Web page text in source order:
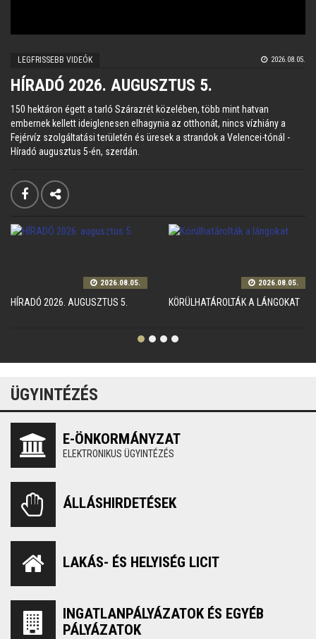
LEGFRISSEBB VIDEÓK 2026.08.05.
HÍRADÓ 2026. AUGUSZTUS 5.
150 hektáron égett a tarló Szárazrét közelében, több mint hatvan
embernek kellett ideiglenesen elhagynia az otthonát, nincs vízhiány a
Fejérvíz szolgáltatási területén és üresek a strandok a Velencei-tónál -
Híradó augusztus 5-én, szerdán.
2026.08.05.
HÍRADÓ 2026. AUGUSZTUS 5.
2026.08.05.
KÖRÜLHATÁROLTÁK A LÁNGOKAT
ÜGYINTÉZÉS
E-ÖNKORMÁNYZAT
ELEKTRONIKUS ÜGYINTÉZÉS
ÁLLÁSHIRDETÉSEK
LAKÁS- ÉS HELYISÉG LICIT
INGATLANPÁLYÁZATOK ÉS EGYÉB
PÁLYÁZATOK